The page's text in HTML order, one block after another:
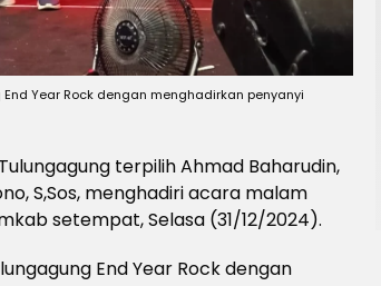
Year Rock dengan menghadirkan penyanyi
terpilih Ahmad Baharudin,
S,Sos, menghadiri acara malam
setempat, Selasa (31/12/2024).
End Year Rock dengan